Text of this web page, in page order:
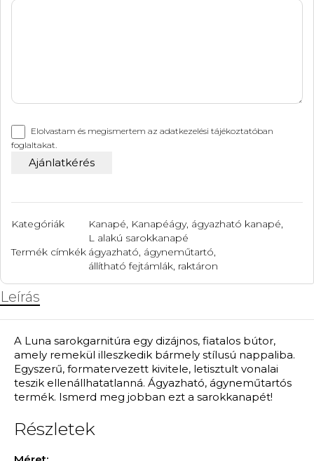
Elolvastam és megismertem az adatkezelési tájékoztatóban
foglaltakat.
Kategóriák Kanapé, Kanapéágy, ágyazható kanapé,
L alakú sarokkanapé
Termék címkék ágyazható, ágyneműtartó,
állítható fejtámlák, raktáron
Leírás
A Luna sarokgarnitúra egy dizájnos, fiatalos bútor,
amely remekül illeszkedik bármely stílusú nappaliba.
Egyszerű, formatervezett kivitele, letisztult vonalai
teszik ellenállhatatlanná. Ágyazható, ágyneműtartós
termék. Ismerd meg jobban ezt a sarokkanapét!
Részletek